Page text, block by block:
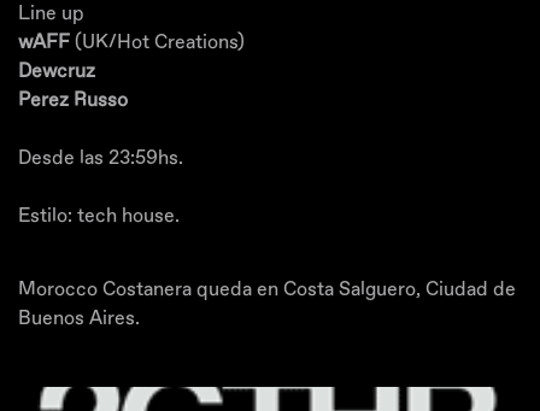
Line up
wAFF (UK/Hot Creations)
Dewcruz
Perez Russo
Desde las 23:59hs.
Estilo: tech house.
Morocco Costanera queda en Costa Salguero, Ciudad de
Buenos Aires.